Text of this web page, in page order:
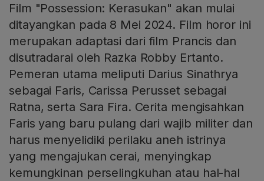
Film "Possession: Kerasukan" akan mulai
ditayangkan pada 8 Mei 2024. Film horor ini
merupakan adaptasi dari film Prancis dan
disutradarai oleh Razka Robby Ertanto.
Pemeran utama meliputi Darius Sinathrya
sebagai Faris, Carissa Perusset sebagai
Ratna, serta Sara Fira. Cerita mengisahkan
Faris yang baru pulang dari wajib militer dan
harus menyelidiki perilaku aneh istrinya
yang mengajukan cerai, menyingkap
kemungkinan perselingkuhan atau hal-hal